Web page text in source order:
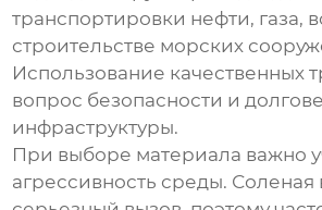
транспортировки нефти, газа,
строительстве морских
Использование качественных
вопрос безопасности и
инфраструктуры.
При выборе материала важно
агрессивность среды. Соленая